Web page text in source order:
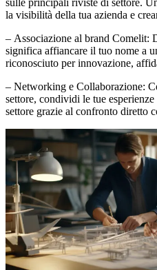
sulle principali riviste di settore.
la visibilità della tua azienda e
– Associazione al brand Comelit:
significa affiancare il tuo nome a
riconosciuto per innovazione,
– Networking e Collaborazione:
settore, condividi le tue
settore grazie al confronto diretto